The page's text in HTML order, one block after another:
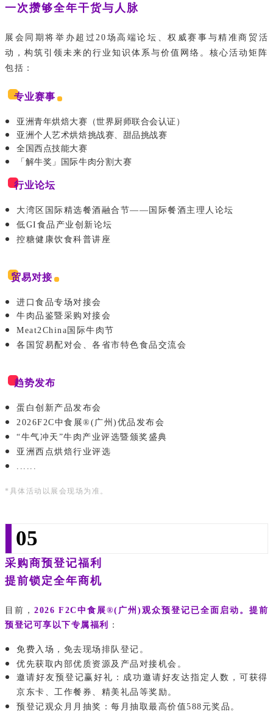
一次攒够全年干货与人脉
展会同期将举办超过20场高端论坛、权威赛事与精准商贸活
动，构筑引领未来的行业知识体系与价值网络。核心活动矩阵
包括：
专业赛事
亚洲青年烘焙大赛（世界厨师联合会认证）
亚洲个人艺术烘焙挑战赛、甜品挑战赛
全国西点技能大赛
「解牛奖」国际牛肉分割大赛
行业论坛
大湾区国际精选餐酒融合节——国际餐酒主理人论坛
低GI食品产业创新论坛
控糖健康饮食科普讲座
贸易对接
进口食品专场对接会
牛肉品鉴暨采购对接会
Meat2China国际牛肉节
各国贸易配对会、各省市特色食品交流会
趋势发布
蛋白创新产品发布会
2026F2C中食展®(广州)优品发布会
“牛气冲天 ”牛肉产业评选暨颁奖 盛典
亚洲西点烘焙行业评选
......
*具体活动以展会现场为准。
05
采购商预登记福利
提前锁定全年商机
目前， 2026 F2C 中食 展®(广州)观众预登记已全面启动。提前
预登记可享以下专属福利
：
免费入场，免去现场排队登记。
优先获取内部优质资源及产品对接机会。
邀请好友预登记赢好礼：成功邀请好友达指定人数，可获得
京东卡、工作餐券、精美礼品等奖励。
预登记观众月月抽奖：每月抽取最高价值588 元奖品。